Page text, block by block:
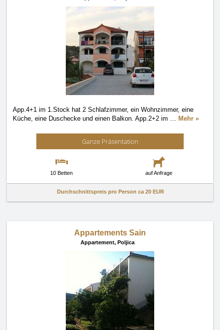
App.4+1 im 1.Stock hat 2 Schlafzimmer, ein Wohnzimmer, eine
Küche, eine Duschecke und einen Balkon. App.2+2 im … Mehr »
Ganze Präsentation
10 Betten auf Anfrage
Durchschnittspreis pro Person ca 20 EUR
Appartements Sain
Appartement, Poljica